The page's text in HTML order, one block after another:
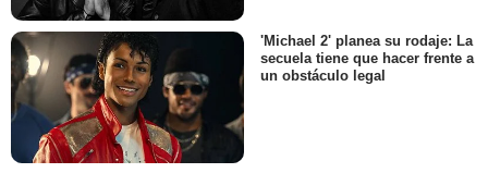
'Michael 2' planea su rodaje: La
secuela tiene que hacer frente a
un obstáculo legal